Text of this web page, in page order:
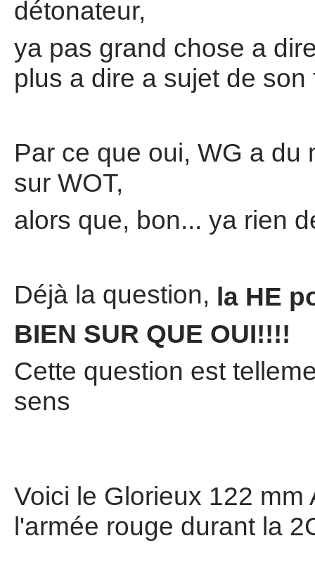
détonateur,
ya pas grand chose a
plus a dire a sujet de
Par ce que oui, WG a du
sur WOT,
alors que, bon... ya rien
Déjà la question, la HE
BIEN SUR QUE OUI!!!!
Cette question est
sens
Voici le Glorieux 122
l'armée rouge durant la